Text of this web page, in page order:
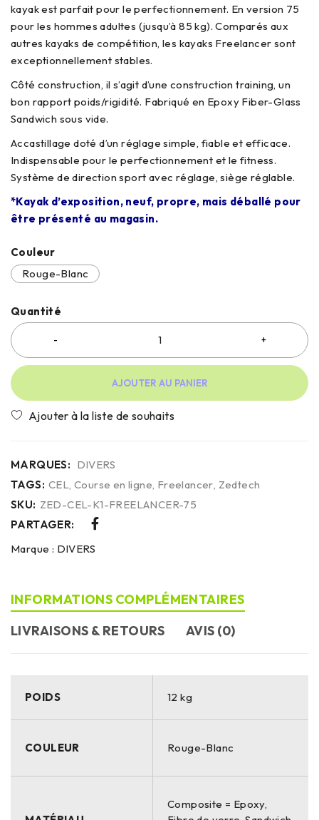
kayak est parfait pour le perfectionnement. En version 75
pour les hommes adultes (jusqu’à 85 kg).Comparés aux
autres kayaks de compétition, les kayaks Freelancer sont
exceptionnellement stables.
Côté construction, il s’agit d’une construction training, un
bon rapport poids/rigidité. Fabriqué en Epoxy Fiber-Glass
Sandwich sous vide.
Accastillage doté d’un réglage simple, fiable et efficace.
Indispensable pour le perfectionnement et le fitness.
Système de direction sport avec réglage, siège réglable.
*Kayak d’exposition, neuf, propre, mais déballé pour
être présenté au magasin.
Couleur
Rouge-Blanc
Quantité
AJOUTER AU PANIER
MARQUES: DIVERS
TAGS: CEL,Course en ligne, Freelancer, Zedtech
SKU: ZED-CEL-K1-FREELANCER-75
PARTAGER:
Marque : DIVERS
INFORMATIONS COMPLÉMENTAIRES
LIVRAISONS & RETOURS
AVIS (0)
POIDS 12 kg
COULEUR Rouge-Blanc
Composite = Epoxy,